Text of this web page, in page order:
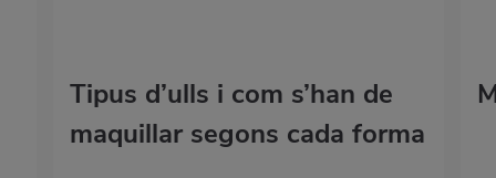
Tipus d’ulls i com s’han de
maquillar segons cada forma